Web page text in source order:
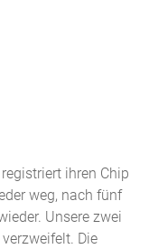
ihren Chip
weg, nach fünf
Unsere zwei
Die